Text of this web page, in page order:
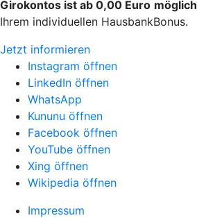
Girokontos ist ab 0,00 Euro möglich
Ihrem individuellen HausbankBonus.
Jetzt informieren
Instagram öffnen
LinkedIn öffnen
WhatsApp
Kununu öffnen
Facebook öffnen
YouTube öffnen
Xing öffnen
Wikipedia öffnen
Impressum